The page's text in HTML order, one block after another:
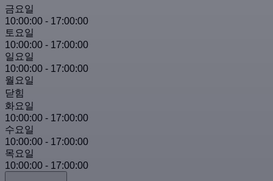
금요일
10:00:00 - 17:00:00
토요일
10:00:00 - 17:00:00
일요일
10:00:00 - 17:00:00
월요일
닫힘
화요일
10:00:00 - 17:00:00
수요일
10:00:00 - 17:00:00
목요일
10:00:00 - 17:00:00